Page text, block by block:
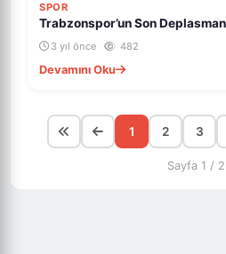
SPOR
Trabzonspor’un Son
3 yıl önce 482
Devamını Oku
1 2 3
Sayfa 1 /